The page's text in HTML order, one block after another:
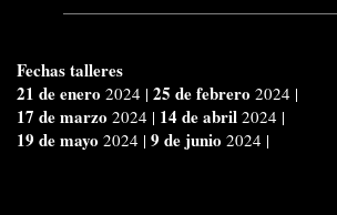
Fechas talleres
21 de enero 2024 | 25 de febrero 2024 |
17 de marzo 2024 | 14 de abril 2024 |
19 de mayo 2024 | 9 de junio 2024 |